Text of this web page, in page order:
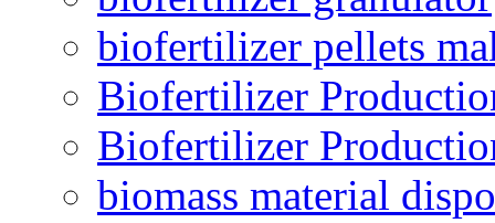
biofertilizer pellets
Biofertilizer
Biofertilizer
biomass material